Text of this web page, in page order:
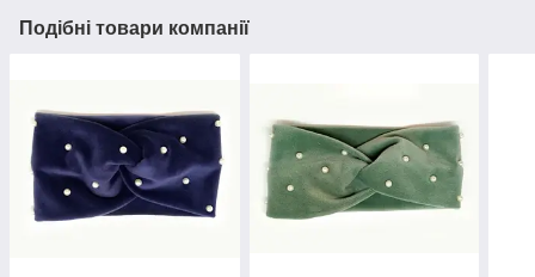
Подібні товари компанії